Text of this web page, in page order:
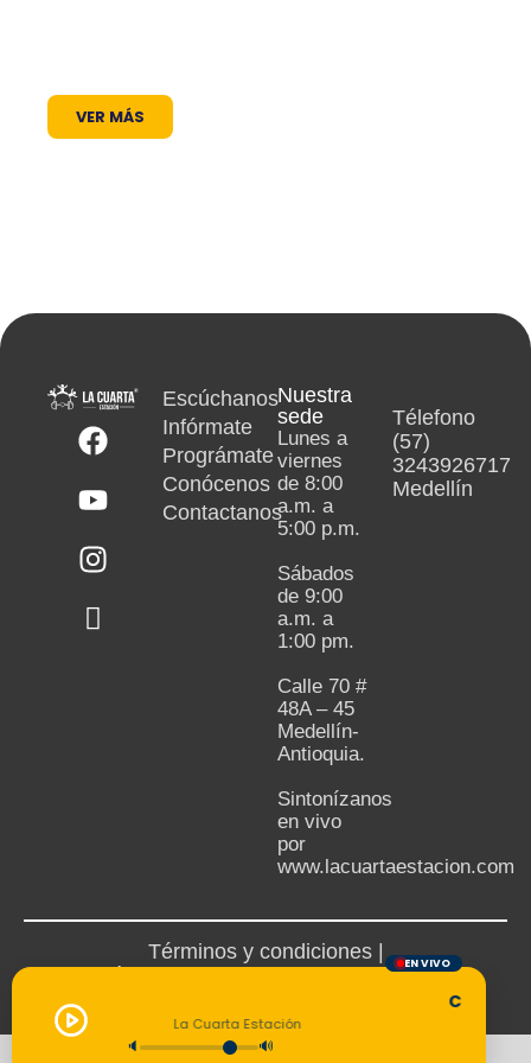
EN VIVO
La Cuarta Estación
🔈 🔊
VER MÁS
Escúchanos
Infórmate
Prográmate
Conócenos
Contactanos
Nuestra
sede
Lunes a
viernes
de 8:00
a.m. a
5:00 p.m.
Sábados
de 9:00
a.m. a
1:00 pm.
Calle 70 #
48A – 45
Medellín-
Antioquia.
Sintonízanos
en vivo
por
www.lacuartaestacion.com
Télefono
(57)
3243926717
Medellín
Términos y condiciones |
Política de devoluciones y reembolsos